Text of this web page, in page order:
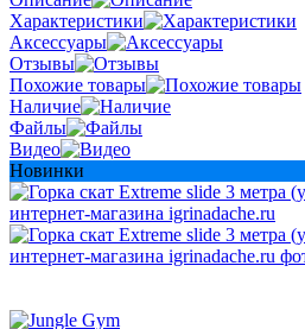
Характеристики
Аксессуары
Отзывы
Похожие товары
Наличие
Файлы
Видео
Новинки